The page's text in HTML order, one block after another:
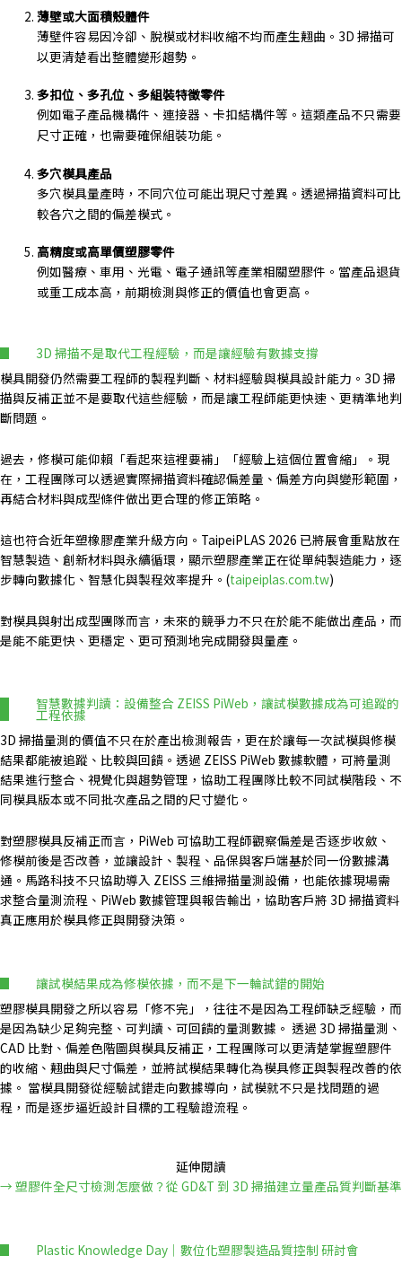
薄壁或大面積殼體件
薄壁件容易因冷卻、脫模或材料收縮不均而產生翹曲。3D 掃描可
以更清楚看出整體變形趨勢。
多扣位、多孔位、多組裝特徵零件
例如電子產品機構件、連接器、卡扣結構件等。這類產品不只需要
尺寸正確，也需要確保組裝功能。
多穴模具產品
多穴模具量產時，不同穴位可能出現尺寸差異。透過掃描資料可比
較各穴之間的偏差模式。
高精度或高單價塑膠零件
例如醫療、車用、光電、電子通訊等產業相關塑膠件。當產品退貨
或重工成本高，前期檢測與修正的價值也會更高。
3D 掃描不是取代工程經驗，而是讓經驗有數據支撐
模具開發仍然需要工程師的製程判斷、材料經驗與模具設計能力。3D 掃
描與反補正並不是要取代這些經驗，而是讓工程師能更快速、更精準地判
斷問題。
過去，修模可能仰賴「看起來這裡要補」「經驗上這個位置會縮」。現
在，工程團隊可以透過實際掃描資料確認偏差量、偏差方向與變形範圍，
再結合材料與成型條件做出更合理的修正策略。
這也符合近年塑橡膠產業升級方向。TaipeiPLAS 2026 已將展會重點放在
智慧製造、創新材料與永續循環，顯示塑膠產業正在從單純製造能力，逐
步轉向數據化、智慧化與製程效率提升。(taipeiplas.com.tw)
對模具與射出成型團隊而言，未來的競爭力不只在於能不能做出產品，而
是能不能更快、更穩定、更可預測地完成開發與量產。
智慧數據判讀：設備整合 ZEISS PiWeb，讓試模數據成為可追蹤的
工程依據
3D 掃描量測的價值不只在於產出檢測報告，更在於讓每一次試模與修模
結果都能被追蹤、比較與回饋。透過 ZEISS PiWeb 數據軟體，可將量測
結果進行整合、視覺化與趨勢管理，協助工程團隊比較不同試模階段、不
同模具版本或不同批次產品之間的尺寸變化。
對塑膠模具反補正而言，PiWeb 可協助工程師觀察偏差是否逐步收斂、
修模前後是否改善，並讓設計、製程、品保與客戶端基於同一份數據溝
通。馬路科技不只協助導入 ZEISS 三維掃描量測設備，也能依據現場需
求整合量測流程、PiWeb 數據管理與報告輸出，協助客戶將 3D 掃描資料
真正應用於模具修正與開發決策。
讓試模結果成為修模依據，而不是下一輪試錯的開始
塑膠模具開發之所以容易「修不完」，往往不是因為工程師缺乏經驗，而
是因為缺少足夠完整、可判讀、可回饋的量測數據。 透過 3D 掃描量測、
CAD 比對、偏差色階圖與模具反補正，工程團隊可以更清楚掌握塑膠件
的收縮、翹曲與尺寸偏差，並將試模結果轉化為模具修正與製程改善的依
據。 當模具開發從經驗試錯走向數據導向，試模就不只是找問題的過
程，而是逐步逼近設計目標的工程驗證流程。
延伸閱讀
→ 塑膠件全尺寸檢測怎麼做？從 GD&T 到 3D 掃描建立量產品質判斷基準
Plastic Knowledge Day｜數位化塑膠製造品質控制 研討會